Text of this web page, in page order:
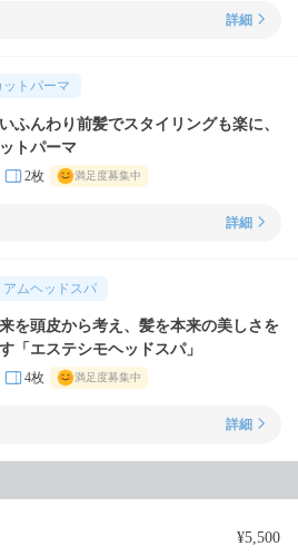
詳細
トパーマ
ふんわり前髪でスタイリングも楽に、
トパーマ
2枚 満足度募集中
詳細
アムヘッドスパ
を頭皮から考え、髪を本来の美しさを
「エステシモヘッドスパ」
4枚 満足度募集中
詳細
¥5,500